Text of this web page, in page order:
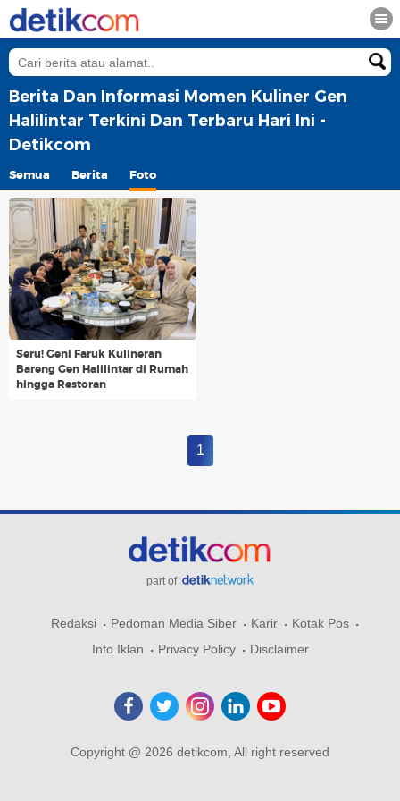
Berita Dan Informasi Momen Kuliner Gen
Halilintar Terkini Dan Terbaru Hari Ini -
Detikcom
Semua Berita Foto
Seru! Geni Faruk Kulineran
Bareng Gen Halilintar di Rumah
hingga Restoran
1
part of
Redaksi Pedoman Media Siber Karir
Kotak Pos
Info Iklan
Privacy Policy Disclaimer
Copyright @ 2026 detikcom, All right reserved